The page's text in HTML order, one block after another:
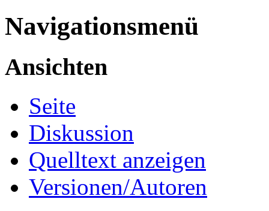
Navigationsmenü
Ansichten
Seite
Diskussion
Quelltext anzeigen
Versionen/Autoren